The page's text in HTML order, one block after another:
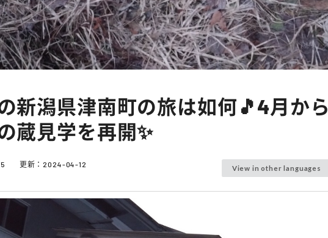
新潟県津南町の旅は如何🎵4月から
蔵見学を再開✨
更新： 2024-04-12 View in other languages